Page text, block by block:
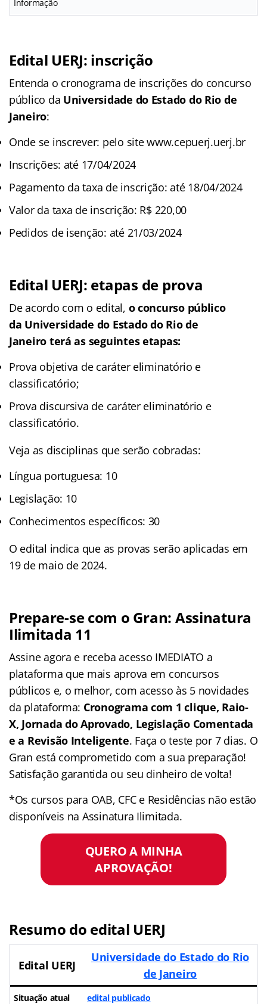
Informação
Edital UERJ: inscrição
Entenda o cronograma de inscrições do concurso
público da Universidade do Estado do Rio de
Janeiro:
Onde se inscrever: pelo site www.cepuerj.uerj.br
Inscrições: até 17/04/2024
Pagamento da taxa de inscrição: até 18/04/2024
Valor da taxa de inscrição: R$ 220,00
Pedidos de isenção: até 21/03/2024
Edital UERJ: etapas de prova
De acordo com o edital, o concurso público
da Universidade do Estado do Rio de
Janeiro terá as seguintes etapas:
Prova objetiva de caráter eliminatório e
classificatório;
Prova discursiva de caráter eliminatório e
classificatório.
Veja as disciplinas que serão cobradas:
Língua portuguesa: 10
Legislação: 10
Conhecimentos específicos: 30
O edital indica que as provas serão aplicadas em
19 de maio de 2024.
Prepare-se com o Gran: Assinatura
Ilimitada 11
Assine agora e receba acesso IMEDIATO a
plataforma que mais aprova em concursos
públicos e, o melhor, com acesso às 5 novidades
da plataforma: Cronograma com 1 clique, Raio-
X, Jornada do Aprovado, Legislação Comentada
e a Revisão Inteligente. Faça o teste por 7 dias. O
Gran está comprometido com a sua preparação!
Satisfação garantida ou seu dinheiro de volta!
*Os cursos para OAB, CFC e Residências não estão
disponíveis na Assinatura Ilimitada.
QUERO A MINHA
APROVAÇÃO!
Resumo do edital UERJ
Edital UERJ
Universidade do Estado do Rio
de Janeiro
Situação atual edital publicado